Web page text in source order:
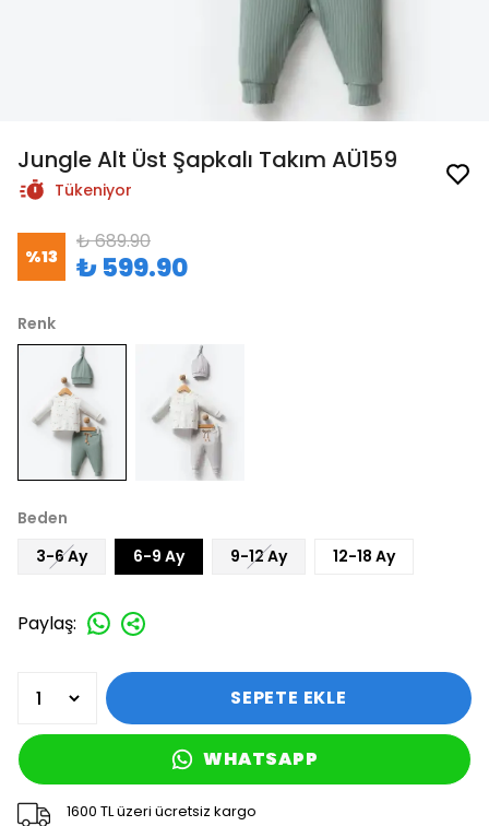
Jungle Alt Üst Şapkalı Takım AÜ159
Tükeniyor
%13
₺ 689.90
₺ 599.90
Renk
Beden
3-6 Ay
6-9 Ay 9-12 Ay 12-18 Ay
Paylaş:
SEPETE EKLE
WHATSAPP
1600 TL üzeri ücretsiz kargo